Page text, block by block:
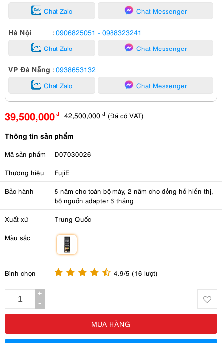
Chat Zalo Chat Messenger
Hà Nội : 0906825051 - 0988323241
Chat Zalo Chat Messenger
VP Đà Nẵng : 0938653132
Chat Zalo Chat Messenger
39,500,000 đ 42,500,000 đ (Đã có VAT)
Thông tin sản phẩm
Mã sản phẩm D07030026
Thương hiệu FujiE
Bảo hành
5 năm cho toàn bộ máy, 2 năm cho đồng hồ hiển thị,
bộ nguồn adapter 6 tháng
Xuất xứ Trung Quốc
Màu sắc
Bình chọn 4.9/5 (16 lượt)
+
-
MUA HÀNG